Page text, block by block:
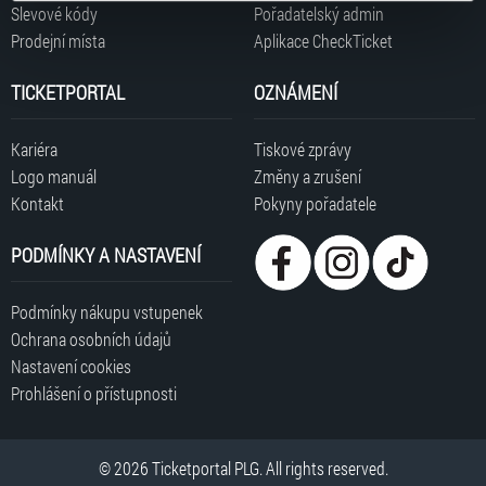
typy cookies používáme, naleznete níže. Možnosti
zpracování upravíte zaškrtnutím příslušné varianty. Svoji
„Cookies a jejich nastavení“.
Slevové kódy
Prodejní místa
Pořadatelský admin
Aplikace CheckTicket
TICKETPORTAL
Kariéra
Logo manuál
Kontakt
OZNÁMENÍ
Tiskové zprávy
Změny a zrušení
Pokyny pořadatele
PODMÍNKY A NASTAVENÍ
Podmínky nákupu vstupenek
Ochrana osobních údajů
Nastavení cookies
Prohlášení o přístupnosti
© 2026 Ticketportal PLG. All rights reserved.